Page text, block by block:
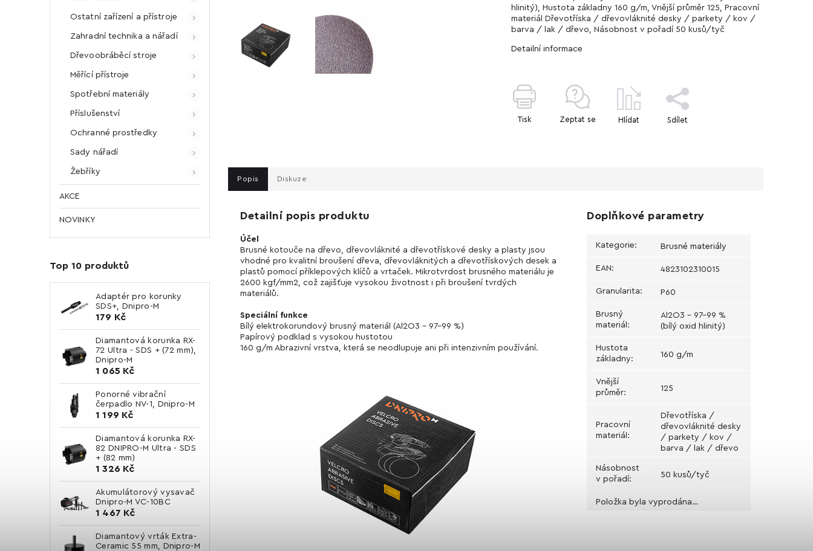
Ostatní zařízení a přístroje
Zahradní technika a nářadí
Dřevoobráběcí stroje
Měřící přístroje
Spotřební materiály
Příslušenství
Ochranné prostředky
Sady nářadí
Žebříky
AKCE
NOVINKY
Top 10 produktů
Adaptér pro korunky
SDS+, Dnipro-M
179 Kč
Diamantová korunka RX-
72 Ultra - SDS + (72 mm),
Dnipro-M
1 065 Kč
Ponorné vibrační
čerpadlo NV-1, Dnipro-M
1 199 Kč
Diamantová korunka RX-
82 DNIPRO-M Ultra - SDS
+ (82 mm)
1 326 Kč
Akumulátorový vysavač
Dnipro-M VC-10BC
1 467 Kč
Diamantový vrták Extra-
Ceramic 55 mm, Dnipro-M
hlinitý), Hustota základny 160 g/m, Vnější průměr 125, Pracovní
materiál Dřevotříska / dřevovláknité desky / parkety / kov /
barva / lak / dřevo, Násobnost v pořadí 50 kusů/tyč
Detailní informace
Tisk Zeptat se Hlídat Sdílet
Popis Diskuze
Detailní popis produktu
Účel
Brusné kotouče na dřevo, dřevovláknité a dřevotřískové desky a plasty jsou
vhodné pro kvalitní broušení dřeva, dřevovláknitých a dřevotřískových desek a
plastů pomocí příklepových klíčů a vrtaček. Mikrotvrdost brusného materiálu je
2600 kgf/mm2, což zajišťuje vysokou životnost i při broušení tvrdých
materiálů.
Speciální funkce
Bílý elektrokorundový brusný materiál (Al2O3 - 97-99 %)
Papírový podklad s vysokou hustotou
160 g/m Abrazivní vrstva, která se neodlupuje ani při intenzivním používání.
Doplňkové parametry
Kategorie: Brusné materiály
EAN: 4823102310015
Granularita: Р60
Brusný
materiál :
Al2O3 - 97-99 %
(bílý oxid hlinitý)
Hustota
základny: 160 g/m
Vnější
průměr: 125
Pracovní
materiál :
Dřevotříska /
dřevovláknité desky
/ parkety / kov /
barva / lak / dřevo
Násobnost
v pořadí: 50 kusů/tyč
Položka byla vyprodána…